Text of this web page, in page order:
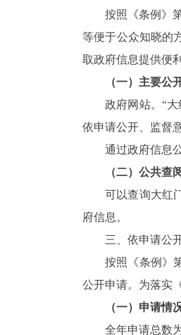
按照《条例》
等便于公众知晓的
取政府信息提供便利
（一）主要公
政府网站。“
依申请公开、监督
通过政府信息
（二）公共查
可以查询大红
府信息。
三、依申请公
按照《条例》
公开申请。为落实
（一）申请情
全年申请总数